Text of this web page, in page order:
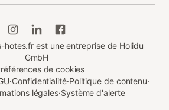
hotes.fr est une entreprise de Holidu
GmbH
de cookies
·Confidentialité·Politique de contenu·
légales·Système d'alerte